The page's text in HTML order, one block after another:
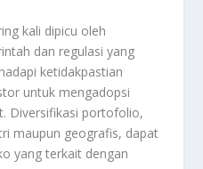
kali dipicu oleh
dan regulasi yang
ketidakpastian
untuk mengadopsi
Diversifikasi portofolio,
maupun geografis, dapat
yang terkait dengan